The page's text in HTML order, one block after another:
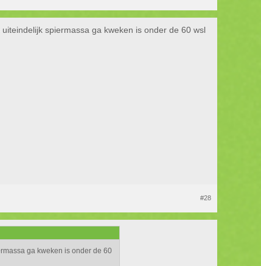
spiermassa ga kweken is onder de 60 wsl
#28
ga kweken is onder de 60